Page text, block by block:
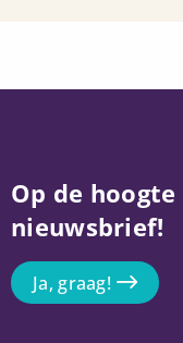
Op de
nieuwsbrief!
Ja, graag!